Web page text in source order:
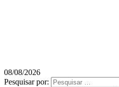
08/08/2026
Pesquisar por: